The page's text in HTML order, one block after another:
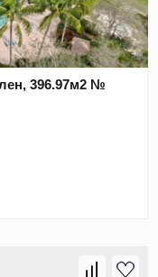
396.97м2 №